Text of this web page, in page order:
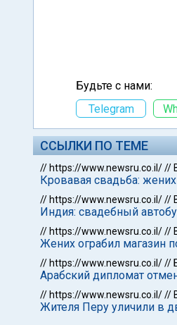
Будьте с нами:
Telegram
ССЫЛКИ ПО ТЕМЕ
// https://www.newsru.co.il///
Кровавая свадьба:
// https://www.newsru.co.il///
Индия: свадебный
// https://www.newsru.co.il///
Жених ограбил магазин
// https://www.newsru.co.il///
Арабский дипломат
// https://www.newsru.co.il///
Жителя Перу уличили в